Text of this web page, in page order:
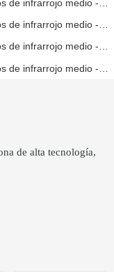
Investigación sobre osciladores paramétricos de infrarrojo medio - Parte 03
de alta tecnología,